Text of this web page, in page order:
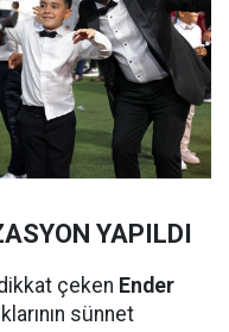
YAPILDI
çeken Ender
sünnet